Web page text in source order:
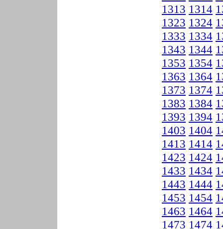
1313 1314
1323 1324
1333 1334
1343 1344
1353 1354
1363 1364
1373 1374
1383 1384
1393 1394
1403 1404
1413 1414
1423 1424
1433 1434
1443 1444
1453 1454
1463 1464
1473 1474